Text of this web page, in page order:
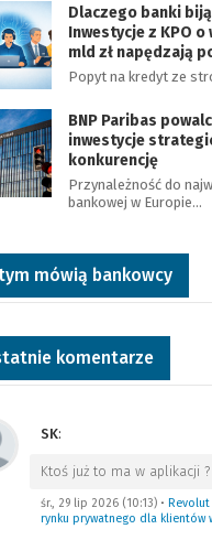
Dlaczego banki
Inwestycje z KPO
mld zł napędzają
Popyt na kredyt ze
BNP Paribas
inwestycje
konkurencję
Przynależność do
bankowej w Europie…
mówią bankowcy
komentarze
SK:
Ktoś już to ma w aplikacji ?
śr., 29 lip 2026 (10:13)•
rynku prywatnego dla klientów